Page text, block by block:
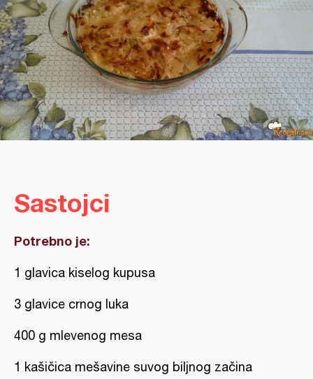
Sastojci
Potrebno je:
1 glavica kiselog kupusa
3 glavice crnog luka
400 g mlevenog mesa
1 kašičica mešavine suvog biljnog začina